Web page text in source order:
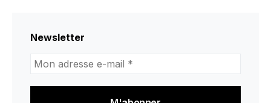
Newsletter
adresse
mail